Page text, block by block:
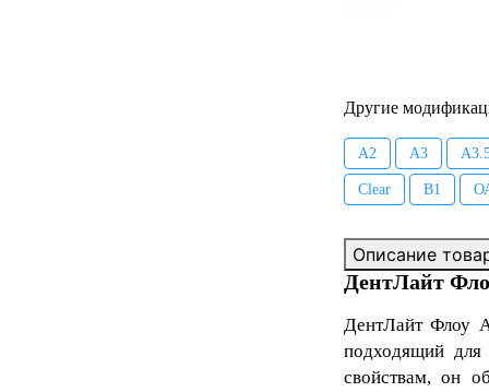
Другие
А2 А3
Clear В1
Описание
ДентЛайт
ДентЛайт Флоу
подходящий для
свойствам, он